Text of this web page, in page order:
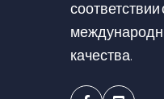
соответствии
качества.